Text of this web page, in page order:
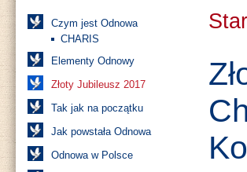
Czym jest Odnowa
CHARIS
Elementy Odnowy
Złoty Jubileusz 2017
Tak jak na początku
Jak powstała Odnowa
Odnowa w Polsce